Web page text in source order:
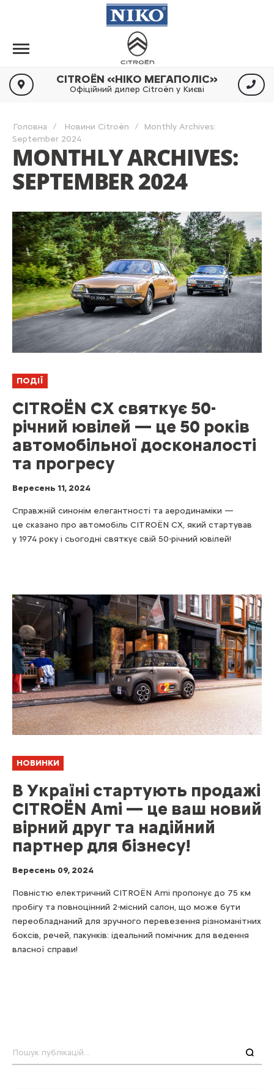
CITROËN «НІКО МЕГАПОЛІС»
Офіційний дилер Citroën у Києві
Головна Новини Citroën
Monthly Archives:
September 2024
MONTHLY ARCHIVES:
SEPTEMBER 2024
ПОДІЇ
CITROЁN CX святкує 50-
річний ювілей — це 50 років
автомобільної досконалості
та прогресу
Вересень 11, 2024
Справжній синонім елегантності та аеродинаміки —
це сказано про автомобіль CITROЁN CX, який стартував
у 1974 року і сьогодні святкує свій 50-річний ювілей!
НОВИНКИ
В Україні стартують продажі
CITROЁN Ami — це ваш новий
вірний друг та надійний
партнер для бізнесу!
Вересень 09, 2024
Повністю електричний CITROЁN Ami пропонує до 75 км
пробігу та повноцінний 2-місний салон, що може бути
переобладнаний для зручного перевезення різноманітних
боксів, речей, пакунків: ідеальний помічник для ведення
власної справи!